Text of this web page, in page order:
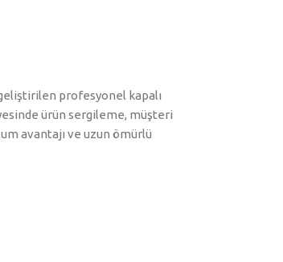
profesyonel kapalı
ürün sergileme, müşteri
avantajı ve uzun ömürlü